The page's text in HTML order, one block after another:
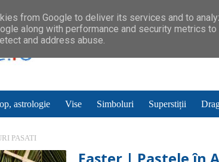
astrologie Vise Simboluri Superstiții
PASATI
from Google to deliver its services and to
along with performance and security metrics
and address abuse.